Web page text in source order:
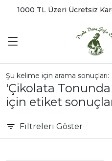
1000 TL Üzeri Ücretsiz
Şu kelime için arama sonuçları:
'Çikolata
için etiket
Filtreleri Göster